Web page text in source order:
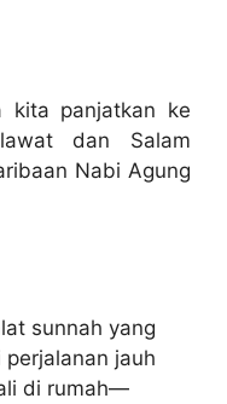
kita panjatkan ke
dan Salam
Nabi Agung
sunnah yang
jauh
di rumah—